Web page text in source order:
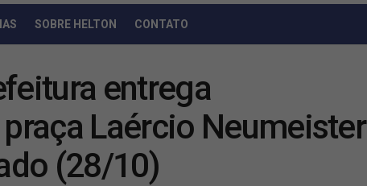
SOBRE HELTON CONTATO
entrega
Laércio Neumeister
(28/10)